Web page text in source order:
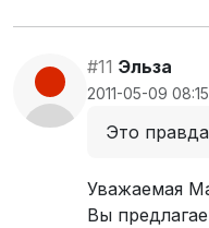
#11 Эльза
2011-05-09
Это правда
Уважаемая
Вы